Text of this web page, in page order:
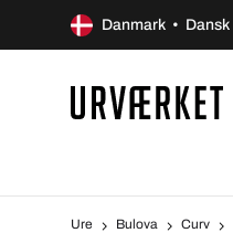
Danmark • Dansk
Ure Bulova Curv